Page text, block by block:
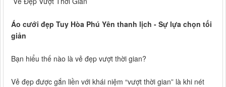
Áo cưới đẹp Tuy Hòa Phú Yên thanh lịch - Sự lựa chọn tối
giản
Bạn hiểu thế nào là vẻ đẹp vượt thời gian?
Vẻ đẹp được gắn liền với khái niệm “vượt thời gian” là khi nét